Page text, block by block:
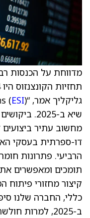
גליקליך אמר, “Element Solutions ( ESI
שיא ב-2025.
מחשוב עתיר ביצועים
דו-ספרתית בעסקי
הרביעי. פתרונות
תומכים ומאפשרים
קיצור מחזורי פיתוח
ב-2025,